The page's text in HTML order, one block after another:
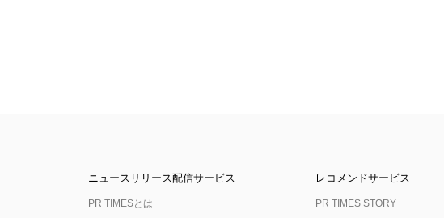
ニュースリリース配信サービス
PR TIMESとは
レコメンドサービス
PR TIMES STORY